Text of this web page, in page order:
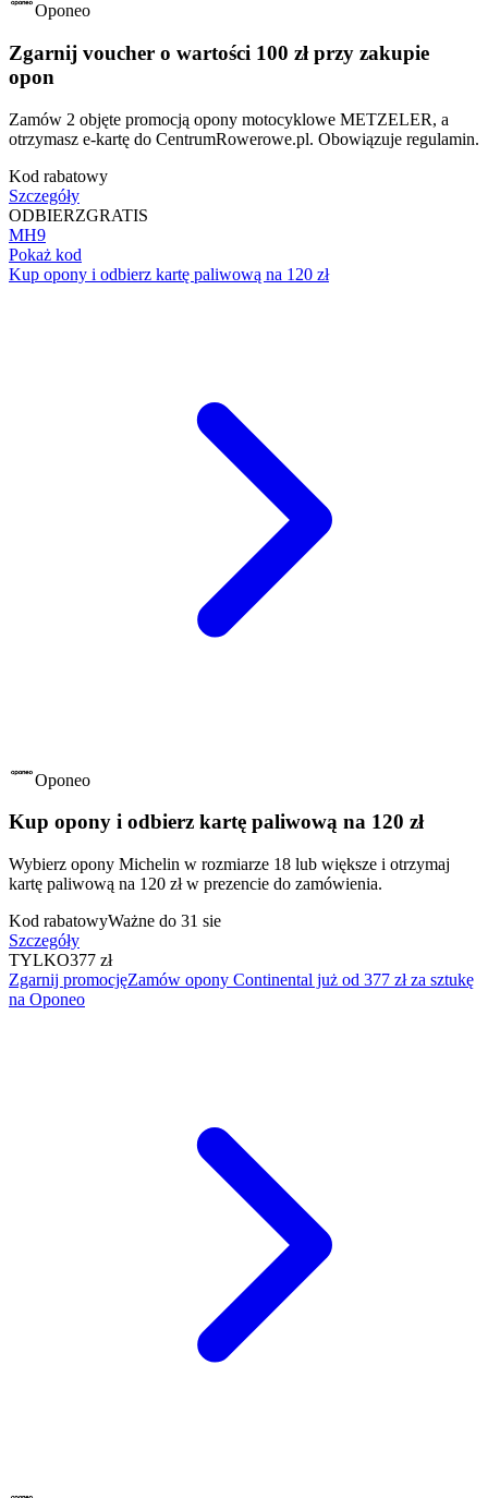
Oponeo
Zgarnij voucher o wartości 100 zł przy zakupie
opon
Zamów 2 objęte promocją opony motocyklowe METZELER, a
otrzymasz e-kartę do CentrumRowerowe.pl. Obowiązuje regulamin.
Kod rabatowy
Szczegóły
ODBIERZGRATIS
MH9
Pokaż kod
Kup opony i odbierz kartę paliwową na 120 zł
Oponeo
Kup opony i odbierz kartę paliwową na 120 zł
Wybierz opony Michelin w rozmiarze 18 lub większe i otrzymaj
kartę paliwową na 120 zł w prezencie do zamówienia.
Kod rabatowyWażne do 31 sie
Szczegóły
TYLKO377 zł
Zgarnij promocjęZamów opony Continental już od 377 zł za sztukę
na Oponeo